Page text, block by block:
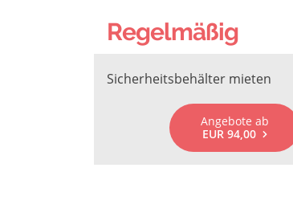
Regelmäßig
Sicherheitsbehälter mieten
Angebote ab
EUR 94,00